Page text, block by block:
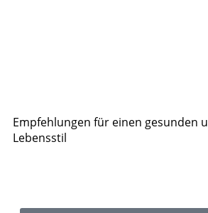
Empfehlungen für einen gesunden
Lebensstil